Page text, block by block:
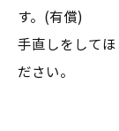
す。(有償)
手直しをして
ださい。